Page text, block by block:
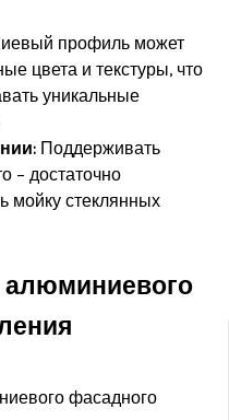
профиль может
цвета и текстуры, что
уникальные
Поддерживать
– достаточно
мойку стеклянных
алюминиевого
фасадного